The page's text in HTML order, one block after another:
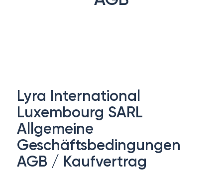
Lyra International
Luxembourg SARL
Allgemeine
Geschäftsbedingungen
AGB / Kaufvertrag